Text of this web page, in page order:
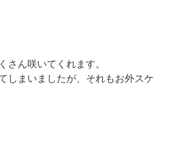
さん咲いてくれます。
しまいましたが、それもお外スケ